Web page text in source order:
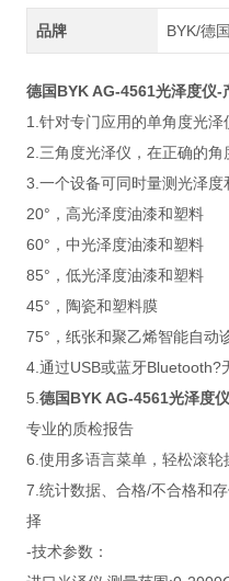
品牌 BYK/德国
德国BYK AG-4561光泽度仪-
1.针对专门应用的单角度光泽
2.三角度光泽仪，在正确的
3.一个设备可同时量测光泽度
20°，高光泽度油漆和塑料
60°，中光泽度油漆和塑料
85°，低光泽度油漆和塑料
45°，陶瓷和塑料膜
75°，纸张和聚乙烯智能自
4.通过USB或蓝牙Bluetooth?
5.德国BYK AG-4561光泽度仪
专业的质检报告
6.使用多语言菜单，轻松滚
7.统计数据、合格/不合格和
择
-技术参数：